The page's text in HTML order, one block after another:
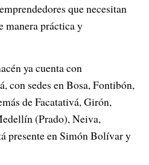
que necesitan
manera práctica y
ya cuenta con
con sedes en Bosa, Fontibón,
de Facatativá, Girón,
(Prado), Neiva,
presente en Simón Bolívar y